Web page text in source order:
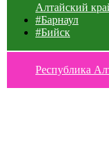
Алтайский
#Барнаул
#Бийск
Республика